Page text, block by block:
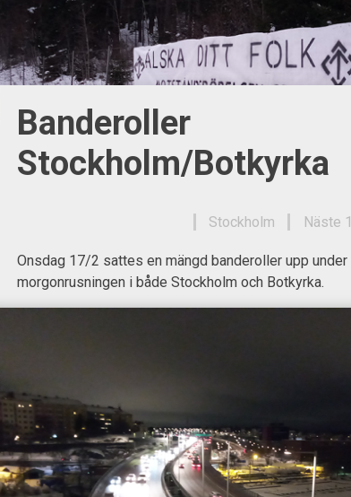
Banderoller
Stockholm/Botkyrka
Näste 1
Stockholm
Onsdag 17/2 sattes en mängd banderoller upp under
morgonrusningen i både Stockholm och Botkyrka.